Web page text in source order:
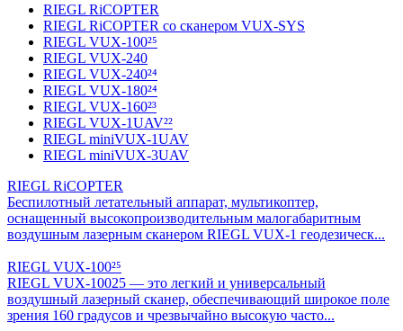
RIEGL RiCOPTER
RIEGL RiCOPTER со сканером VUX-SYS
RIEGL VUX-100²⁵
RIEGL VUX-240
RIEGL VUX-240²⁴
RIEGL VUX-180²⁴
RIEGL VUX-160²³
RIEGL VUX-1UAV²²
RIEGL miniVUX-1UAV
RIEGL miniVUX-3UAV
RIEGL RiCOPTER
Беспилотный летательный аппарат, мультикоптер,
оснащенный высокопроизводительным малогабаритным
воздушным лазерным сканером RIEGL VUX-1 геодезическ...
RIEGL VUX-100²⁵
RIEGL VUX-10025 — это легкий и универсальный
воздушный лазерный сканер, обеспечивающий широкое поле
зрения 160 градусов и чрезвычайно высокую часто...